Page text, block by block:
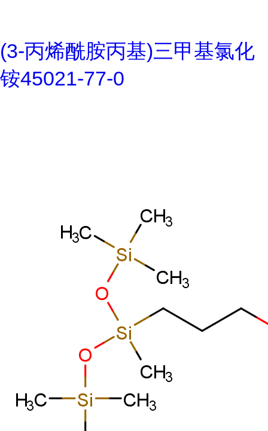
(3-丙烯酰胺丙基)三甲基氯化
铵45021-77-0